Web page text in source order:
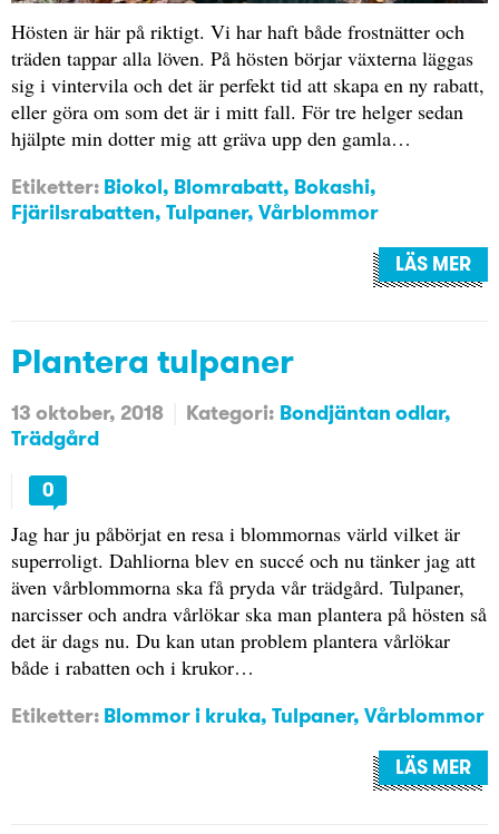
Hösten är här på riktigt. Vi har haft både frostnätter och
träden tappar alla löven. På hösten börjar växterna läggas
sig i vintervila och det är perfekt tid att skapa en ny rabatt,
eller göra om som det är i mitt fall. För tre helger sedan
hjälpte min dotter mig att gräva upp den gamla…
Etiketter: Biokol, Blomrabatt, Bokashi,
Fjärilsrabatten, Tulpaner, Vårblommor
LÄS MER
Plantera tulpaner
13 oktober, 2018 Kategori: Bondjäntan odlar
Trädgård
0
Jag har ju påbörjat en resa i blommornas värld vilket är
superroligt. Dahliorna blev en succé och nu tänker jag att
även vårblommorna ska få pryda vår trädgård. Tulpaner,
narcisser och andra vårlökar ska man plantera på hösten så
det är dags nu. Du kan utan problem plantera vårlökar
både i rabatten och i krukor…
Etiketter: Blommor i kruka, Tulpaner, Vårblommor
LÄS MER